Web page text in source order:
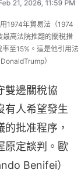
1974年貿易法（1974
高法院推翻的關稅措
至15%。這是他引用法
）
雙邊關稅協
有人希望發生
批准程序，
原定談判。歐
Benifei）